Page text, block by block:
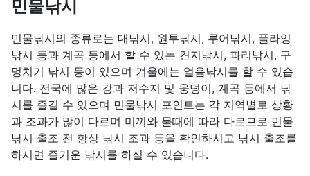
민물낚시
민물낚시의 종류로는 대낚시, 원투낚시, 루어낚시, 플라잉
낚시 등과 계곡 등에서 할 수 있는 견지낚시, 파리낚시, 구
멍치기 낚시 등이 있으며 겨울에는 얼음낚시를 할 수 있습
니다. 전국에 많은 강과 저수지 및 웅덩이, 계곡 등에서 낚
시를 즐길 수 있으며 민물낚시 포인트는 각 지역별로 상황
과 조과가 많이 다르며 미끼와 물때에 따라 다르므로 민물
낚시 출조 전 항상 낚시 조과 등을 확인하시고 낚시 출조를
하시면 즐거운 낚시를 하실 수 있습니다.